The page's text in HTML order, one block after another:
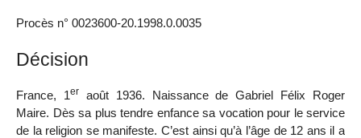
Procès n° 0023600-20.1998.0.0035
Décision
France, 1er
août 1936. Naissance de Gabriel Félix Roger
Maire. Dès sa plus tendre enfance sa vocation pour le service
de la religion se manifeste. C’est ainsi qu’à l’âge de 12 ans il a